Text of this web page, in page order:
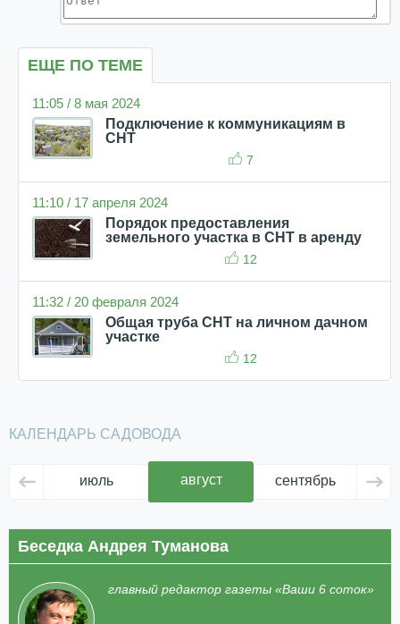
ЕЩЕ ПО ТЕМЕ
11:05 / 8 мая 2024
Подключение к коммуникациям в
СНТ
7
11:10 / 17 апреля 2024
Порядок предоставления
земельного участка в СНТ в аренду
12
11:32 / 20 февраля 2024
Общая труба СНТ на личном дачном
участке
12
КАЛЕНДАРЬ САДОВОДА
июль август сентябрь
Беседка Андрея Туманова
главный редактор газеты «Ваши 6 соток»